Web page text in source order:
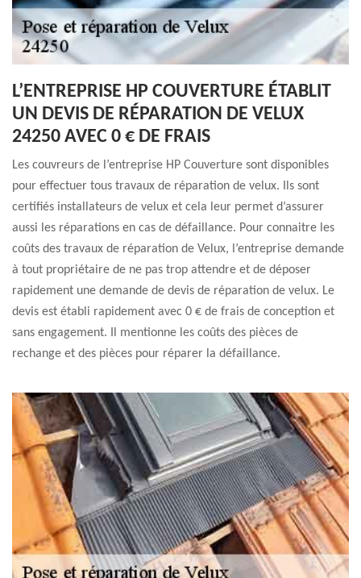
L’ENTREPRISE HP COUVERTURE ÉTABLIT
UN DEVIS DE RÉPARATION DE VELUX
24250 AVEC 0 € DE FRAIS
Les couvreurs de l’entreprise HP Couverture sont disponibles
pour effectuer tous travaux de réparation de velux. Ils sont
certifiés installateurs de velux et cela leur permet d’assurer
aussi les réparations en cas de défaillance. Pour connaitre les
coûts des travaux de réparation de Velux, l’entreprise demande
à tout propriétaire de ne pas trop attendre et de déposer
rapidement une demande de devis de réparation de velux. Le
devis est établi rapidement avec 0 € de frais de conception et
sans engagement. Il mentionne les coûts des pièces de
rechange et des pièces pour réparer la défaillance.